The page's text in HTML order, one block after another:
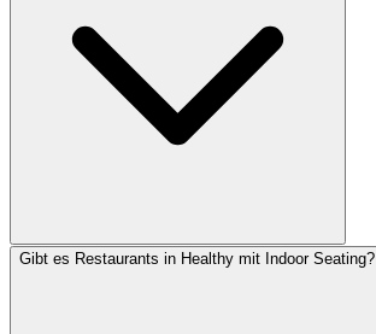
Gibt es Restaurants in Healthy mit Indoor Seating?